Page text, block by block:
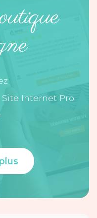
Internet Pro